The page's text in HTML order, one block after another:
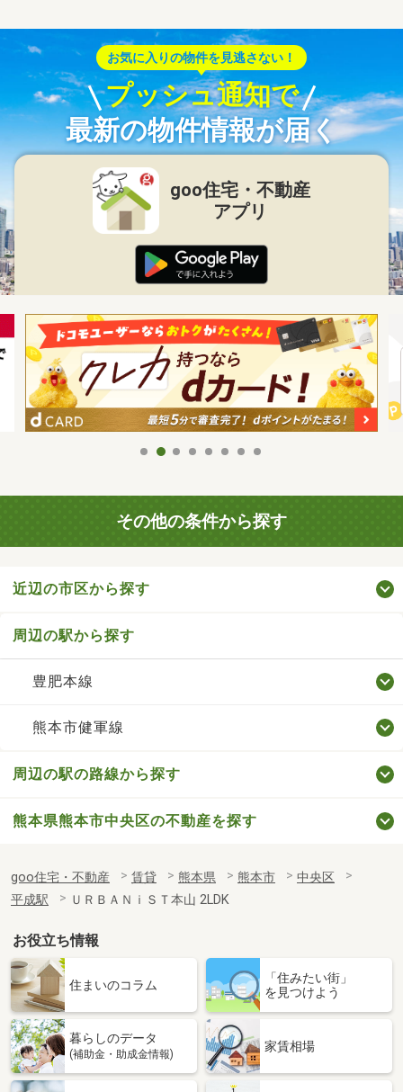
お気に入りの物件を見逃さない！
プッシュ通知で
最新の物件情報が届く
goo住宅・不動産
アプリ
その他の条件から探す
近辺の市区から探す
周辺の駅から探す
豊肥本線
熊本市健軍線
周辺の駅の路線から探す
熊本県熊本市中央区の不動産を探す
goo住宅・不動産 賃貸 熊本県 熊本市
中央区
平成駅
ＵＲＢＡＮｉＳＴ本山 2LDK
お役立ち情報
住まいのコラム
「住みたい街」
を見つけよう
暮らしのデータ
(補助金・助成金情報)
家賃相場